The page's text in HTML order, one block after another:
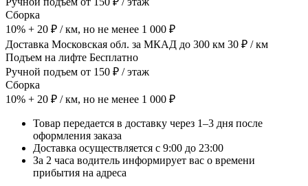
Сборка
10% + 20 ₽ / км, но не менее 1 000 ₽
Доставка Московская обл. за МКАД до 300 км 30 ₽ / км
Подъем на лифте Бесплатно
Ручной подъем от 150 ₽ / этаж
Сборка
10% + 20 ₽ / км, но не менее 1 000 ₽
Товар передается в доставку через 1–3 дня после
оформления заказа
Доставка осуществляется с 9:00 до 23:00
За 2 часа водитель информирует вас о времени
прибытия на адреса